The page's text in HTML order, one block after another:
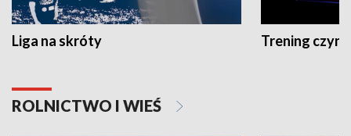
Liga na skróty Trening czyni
ROLNICTWO I WIEŚ